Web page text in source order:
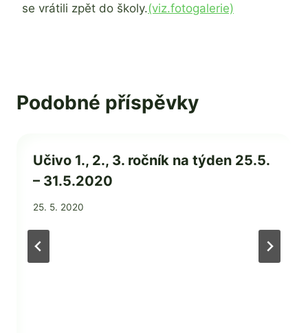
se vrátili zpět do školy.(viz.fotogalerie)
Podobné příspěvky
Učivo 1., 2., 3. ročník na týden 25.5.
– 31.5.2020
Od
25. 5. 2020